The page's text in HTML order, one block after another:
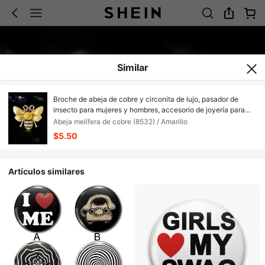
Similar
Broche de abeja de cobre y circonita de lujo, pasador de
insecto para mujeres y hombres, accesorio de joyería para
fiestas, reuniones y regalos nuevos
Abeja melífera de cobre (8532) / Amarillo
$5.50
Artículos similares